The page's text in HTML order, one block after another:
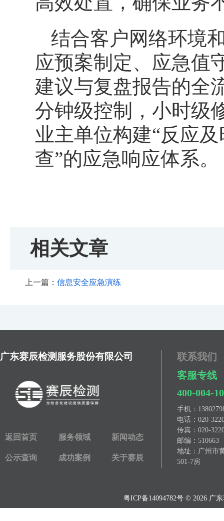
结合客户网络环境
应预案制定、应急值
建议与复盘报告的全
分钟级控制，小时级
业主单位构建“反应
查”的应急响应体系。
相关文章
上一篇： 信息安全应急演练
广东赛辰检测服务股份有限公司
返回首页 服务领域 新闻动态
公示查询 成功案例 关于赛辰
联系我们
客服专线
400-004-
手机：
电话：020-
传真：020-
邮编：510663
地址：广州市
501-7房
粤ICP备14094782号 © 2026 广